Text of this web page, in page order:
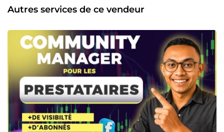
✅et bien plus encore... Pourquoi travailler avec moi?
⭐certifié Google et Hubspot Academy ⭐prestations
deadline ⭐disponible 7j/7 pour toute communication ⭐et
investi à 100% dans chaque projet Vous êtes coach, e-
commerçant, ou dirigeant d'entreprise? Mes services
conviendront sûrement à vos besoins. 📩Contactez-moi en
cliquant sur le bouton &quot;Me contacter&quot;. Nous
discuterons de la meilleure solution pour vous aider.
Autres services de ce vendeur